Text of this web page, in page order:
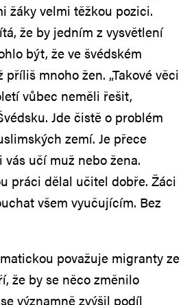
žáky velmi těžkou pozici.
že by jedním z vysvětlení
být, že ve švédském
mnoho žen. „Takové věci
vůbec neměli řešit,
Jde čistě o problém
zemí. Je přece
učí muž nebo žena.
práci dělal učitel dobře. Žáci
všem vyučujícím. Bez
považuje migranty ze
že by se něco změnilo
významně zvýšil podíl